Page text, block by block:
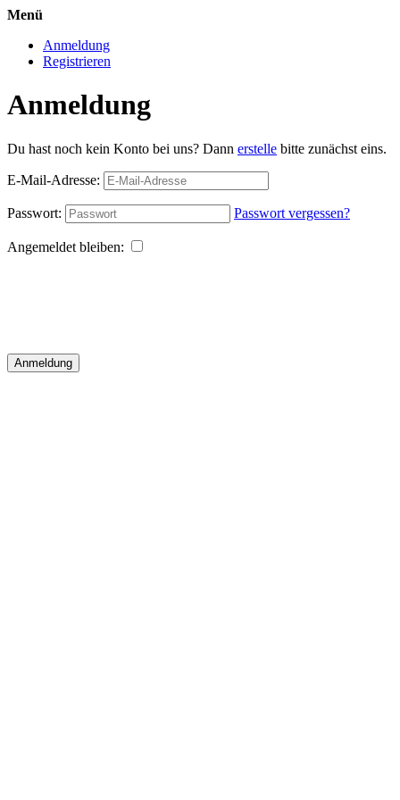
Menü
Anmeldung
Registrieren
Anmeldung
Du hast noch kein Konto bei uns? Dann erstelle bitte zunächst eins.
E-Mail-Adresse:
Passwort: Passwort vergessen?
Angemeldet bleiben:
Anmeldung